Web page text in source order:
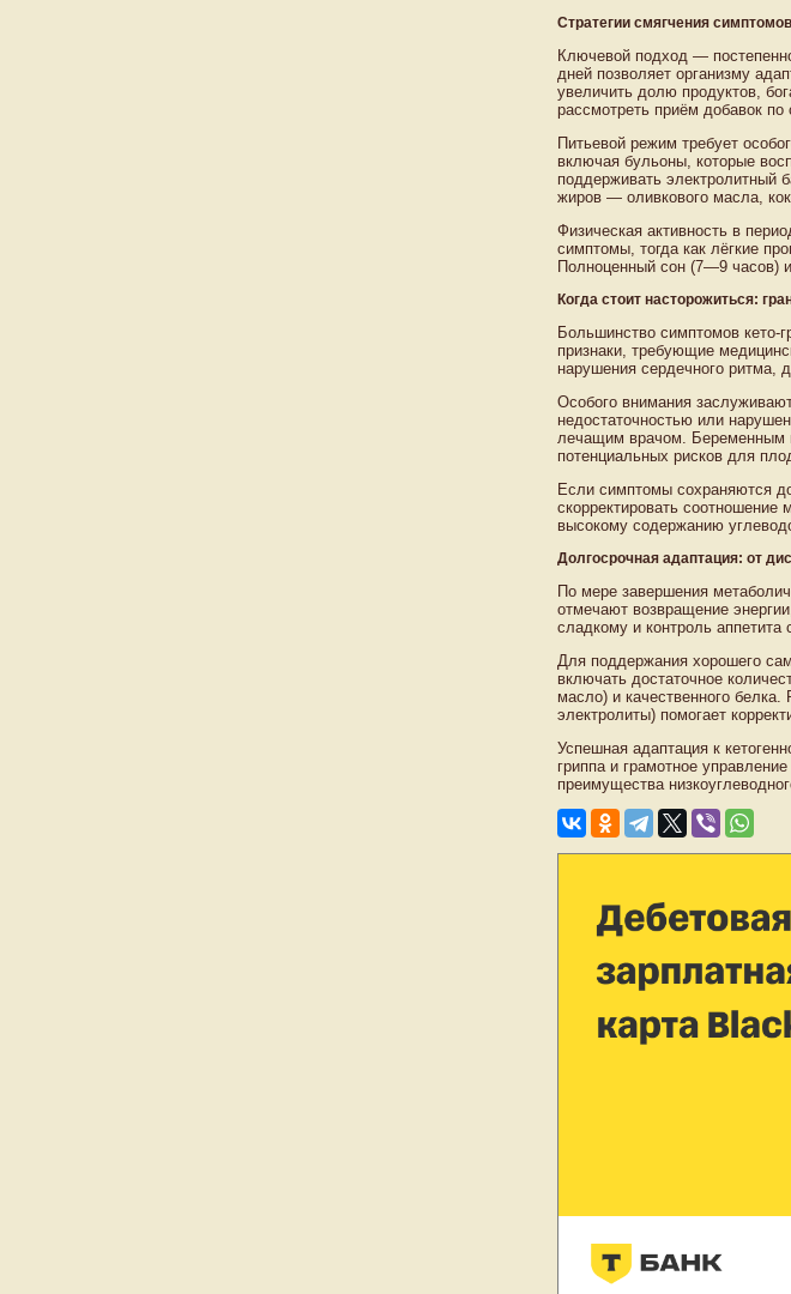
Стратегии смягчения симптомов
Ключевой подход —
дней позволяет организму
увеличить долю продуктов,
рассмотреть приём добавок
Питьевой режим требует
включая бульоны, которые
поддерживать электролитный
жиров — оливкового масла,
Физическая активность в
симптомы, тогда как лёгкие
Полноценный сон (7—9 часов)
Когда стоит насторожиться:
Большинство симптомов кето-
признаки, требующие
нарушения сердечного ритма,
Особого внимания
недостаточностью или
лечащим врачом. Беременным
потенциальных рисков для
Если симптомы сохраняются
скорректировать соотношение
высокому содержанию
Долгосрочная адаптация: от
По мере завершения
отмечают возвращение
сладкому и контроль аппетита
Для поддержания хорошего
включать достаточное
масло) и качественного
электролиты) помогает
Успешная адаптация к
гриппа и грамотное
преимущества